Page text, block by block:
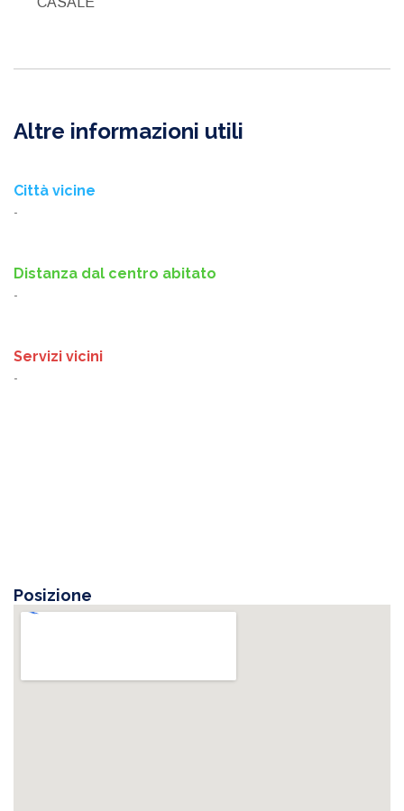
Altre informazioni utili
Città vicine
-
Distanza dal centro abitato
-
Servizi vicini
-
Posizione